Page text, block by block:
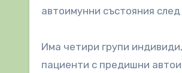
автоимунни състояния
Има четири групи
пациенти с предишни